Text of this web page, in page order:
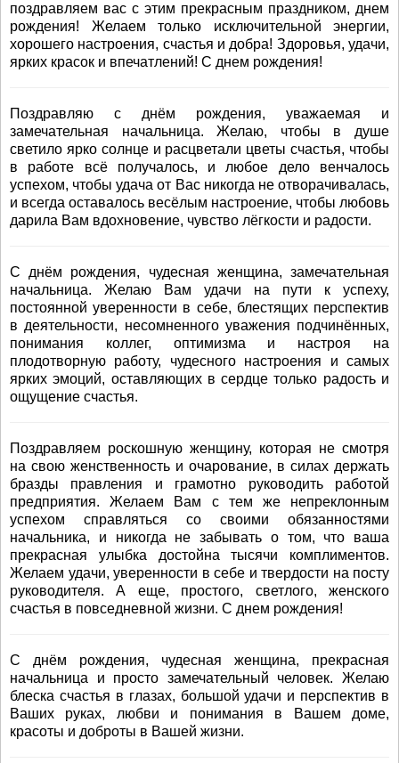
поздравляем вас с этим прекрасным праздником, днем
рождения! Желаем только исключительной энергии,
хорошего настроения, счастья и добра! Здоровья, удачи,
ярких красок и впечатлений! С днем рождения!
Поздравляю с днём рождения, уважаемая и
замечательная начальница. Желаю, чтобы в душе
светило ярко солнце и расцветали цветы счастья, чтобы
в работе всё получалось, и любое дело венчалось
успехом, чтобы удача от Вас никогда не отворачивалась,
и всегда оставалось весёлым настроение, чтобы любовь
дарила Вам вдохновение, чувство лёгкости и радости.
С днём рождения, чудесная женщина, замечательная
начальница. Желаю Вам удачи на пути к успеху,
постоянной уверенности в себе, блестящих перспектив
в деятельности, несомненного уважения подчинённых,
понимания коллег, оптимизма и настроя на
плодотворную работу, чудесного настроения и самых
ярких эмоций, оставляющих в сердце только радость и
ощущение счастья.
Поздравляем роскошную женщину, которая не смотря
на свою женственность и очарование, в силах держать
бразды правления и грамотно руководить работой
предприятия. Желаем Вам с тем же непреклонным
успехом справляться со своими обязанностями
начальника, и никогда не забывать о том, что ваша
прекрасная улыбка достойна тысячи комплиментов.
Желаем удачи, уверенности в себе и твердости на посту
руководителя. А еще, простого, светлого, женского
счастья в повседневной жизни. С днем рождения!
С днём рождения, чудесная женщина, прекрасная
начальница и просто замечательный человек. Желаю
блеска счастья в глазах, большой удачи и перспектив в
Ваших руках, любви и понимания в Вашем доме,
красоты и доброты в Вашей жизни.